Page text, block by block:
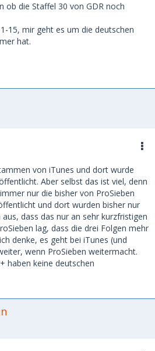
die Staffel 30 von GDR noch
15, mir geht es um die deutschen
hat.
von iTunes und dort wurde
Aber selbst das ist viel, denn
nur die bisher von ProSieben
und dort wurden bisher nur
dass das nur an sehr kurzfristigen
lag, dass die drei Folgen mehr
denke, es geht bei iTunes (und
wenn ProSieben weitermacht.
haben keine deutschen